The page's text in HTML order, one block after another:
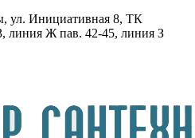
ул. Инициативная 8, ТК
линия Ж пав. 42-45, линия З